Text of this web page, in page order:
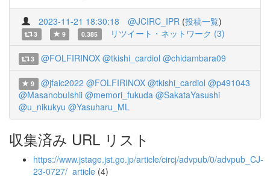
2023-11-21 18:30:18 @JCIRC_IPR (投稿一覧)
3 9 0.385 リツイート・ネットワーク (3)
3 @FOLFIRINOX @tkishi_cardiol @chidambara09
9 @jfaic2022 @FOLFIRINOX @tkishi_cardiol @p491043
@MasanobuIshii @memori_fukuda @SakataYasushi
@u_nikukyu @Yasuharu_ML
収集済み URL リスト
https://www.jstage.jst.go.jp/article/circj/advpub/0/advpub_CJ-
23-0727/_article (4)